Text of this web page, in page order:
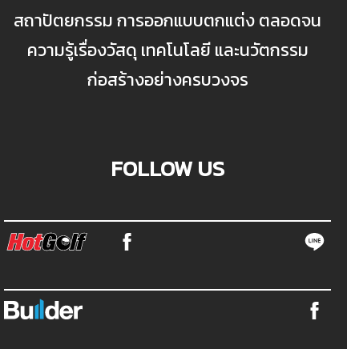
สถาปัตยกรรม การออกแบบตกแต่ง ตลอดจน
ความรู้เรื่องวัสดุ เทคโนโลยี และนวัตกรรม
ก่อสร้างอย่างครบวงจร
FOLLOW US